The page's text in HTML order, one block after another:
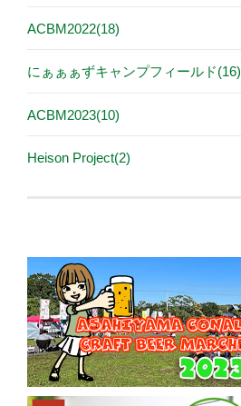
ACBM2022(18)
にぁぁぁずキャンプフィールド(16)
ACBM2023(10)
Heison Project(2)